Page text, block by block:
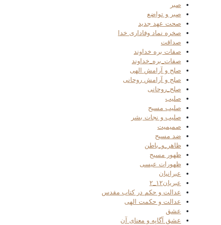
صبر
صبر و تواضع
صحت عهد جدید
صخره نماد وفاداری خدا
صداقت
صفات بره خداوند
صفات_بره_خداوند
صلح و آرامش الهی
صلح و آرامش روحانی
صلح_روحانی
صلیب
صلیب مسیح
صلیب و نجات بشر
صمیمیت
ضد مسیح
ظاهر_و_باطن
ظهور مسیح
ظهورات عیسی
عبرانیان
عبریان۱۲_۲
عدالت و حکم در کتاب مقدس
عدالت و حکمت الهی
عشق
عشق آگاپه و معنای آن